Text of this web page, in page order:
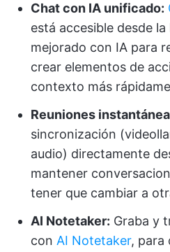
Chat con IA unificado:
está accesible desde
mejorado con IA para
crear elementos de
contexto más
Reuniones
sincronización
audio) directamente
mantener
tener que cambiar a
AI Notetaker: Graba y
con AI Notetaker, para